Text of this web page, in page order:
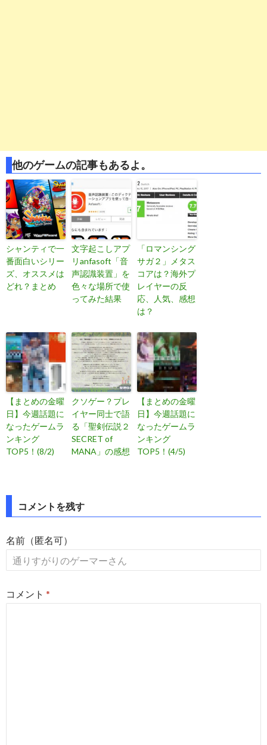
他のゲームの記事もあるよ。
シャンティで一
番面白いシリー
ズ、オススメは
どれ？まとめ
文字起こしアプ
リanfasoft「音
声認識装置」を
色々な場所で使
ってみた結果
「ロマンシング
サガ２」メタス
コアは？海外プ
レイヤーの反
応、人気、感想
は？
【まとめの金曜
日】今週話題に
なったゲームラ
ンキング
TOP5！(8/2)
クソゲー？プレ
イヤー同士で語
る「聖剣伝説２
SECRET of
MANA」の感想
【まとめの金曜
日】今週話題に
なったゲームラ
ンキング
TOP5！(4/5)
投
ナ
ビ
ゲ
ー
コメントを残す
名前（匿名可）
コメント *